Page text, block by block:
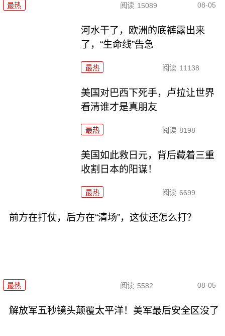
最热 阅读 15089 08-05
河水干了，欧洲的底裤露出来
了，“生命线”告急
最热 阅读 11138
美国对巴西下死手，卢拉让世界
看清谁才是真朋友
最热 阅读 8198
美国如此救日元，背后藏着三重
收割日本的阳谋！
最热 阅读 6699
前方在打仗，后方在“清场”，这仗还怎么打？
最热 阅读 5582 08-05
解放军五秒镜头颠覆太平洋！美军最后安全区没了